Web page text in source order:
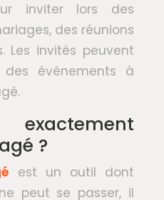
inviter lors des
des réunions
Les invités peuvent
événements à
?
est un outil dont
peut se passer, il